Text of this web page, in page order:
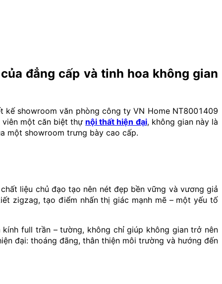
đẳng cấp và tinh hoa không gian
kế showroom văn phòng công ty VN Home NT8001409
viên một căn biệt thự nội thất hiện đại, không gian này là
một showroom trưng bày cao cấp.
liệu chủ đạo tạo nên nét đẹp bền vững và vương giả
zigzag, tạo điểm nhấn thị giác mạnh mẽ – một yếu tố
full trần – tường, không chỉ giúp không gian trở nên
đại: thoáng đãng, thân thiện môi trường và hướng đến